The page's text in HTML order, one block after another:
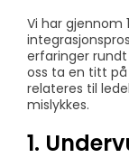
Vi har gjennom
erfaringer rundt
oss ta en titt
relateres til
mislykkes.
1.